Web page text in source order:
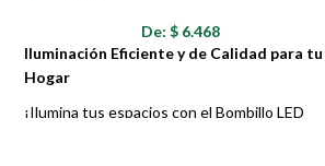
De: $6.468
Iluminación Eficiente y de Calidad para tu
Hogar
¡Ilumina tus espacios con el Bombillo LED